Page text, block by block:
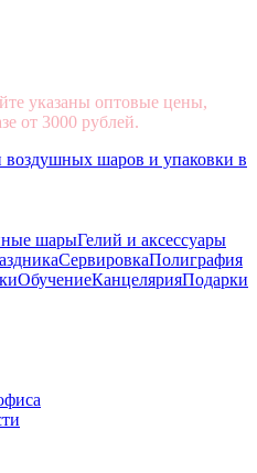
указаны оптовые цены,
от 3000 рублей.
шарыГелий и аксессуары
СервировкаПолиграфия
ОбучениеКанцелярияПодарки